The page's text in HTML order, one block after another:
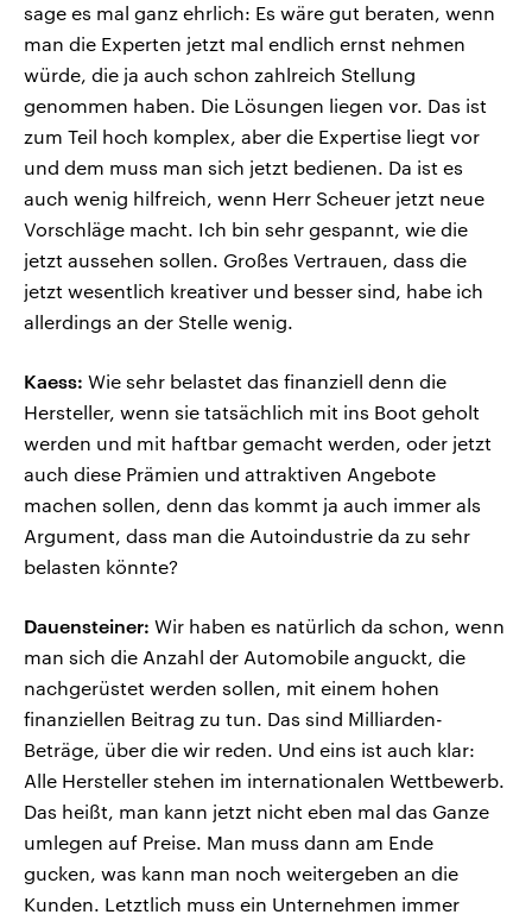
sage es mal ganz ehrlich: Es wäre gut beraten, wenn
man die Experten jetzt mal endlich ernst nehmen
würde, die ja auch schon zahlreich Stellung
genommen haben. Die Lösungen liegen vor. Das ist
zum Teil hoch komplex, aber die Expertise liegt vor
und dem muss man sich jetzt bedienen. Da ist es
auch wenig hilfreich, wenn Herr Scheuer jetzt neue
Vorschläge macht. Ich bin sehr gespannt, wie die
jetzt aussehen sollen. Großes Vertrauen, dass die
jetzt wesentlich kreativer und besser sind, habe ich
allerdings an der Stelle wenig.
Kaess: Wie sehr belastet das finanziell denn die
Hersteller, wenn sie tatsächlich mit ins Boot geholt
werden und mit haftbar gemacht werden, oder jetzt
auch diese Prämien und attraktiven Angebote
machen sollen, denn das kommt ja auch immer als
Argument, dass man die Autoindustrie da zu sehr
belasten könnte?
Dauensteiner: Wir haben es natürlich da schon, wenn
man sich die Anzahl der Automobile anguckt, die
nachgerüstet werden sollen, mit einem hohen
finanziellen Beitrag zu tun. Das sind Milliarden-
Beträge, über die wir reden. Und eins ist auch klar:
Alle Hersteller stehen im internationalen Wettbewerb.
Das heißt, man kann jetzt nicht eben mal das Ganze
umlegen auf Preise. Man muss dann am Ende
gucken, was kann man noch weitergeben an die
Kunden. Letztlich muss ein Unternehmen immer